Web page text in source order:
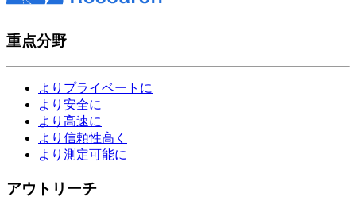
重点分野
よりプライベートに
より安全に
より高速に
より信頼性高く
より測定可能に
アウトリーチ